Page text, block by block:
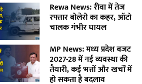
Rewa News: रीवा में तेज
रफ्तार बोलेरो का कहर, ऑटो
चालक गंभीर घायल
MP News: मध्य प्रदेश बजट
2027-28 में नई व्यवस्था की
तैयारी, कई भत्तों और खर्चों में
हो सकता है बदलाव